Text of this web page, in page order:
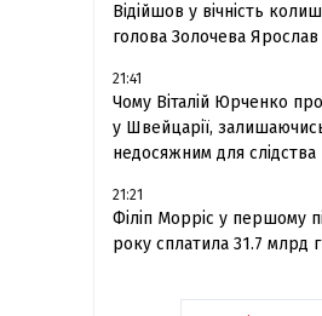
Відійшов у вічність
голова Золочева
21:41
Чому Віталій Юрченко
у Швейцарії,
недосяжним для слідства
21:21
Філіп Морріс у першому
року сплатила 31.7 млрд